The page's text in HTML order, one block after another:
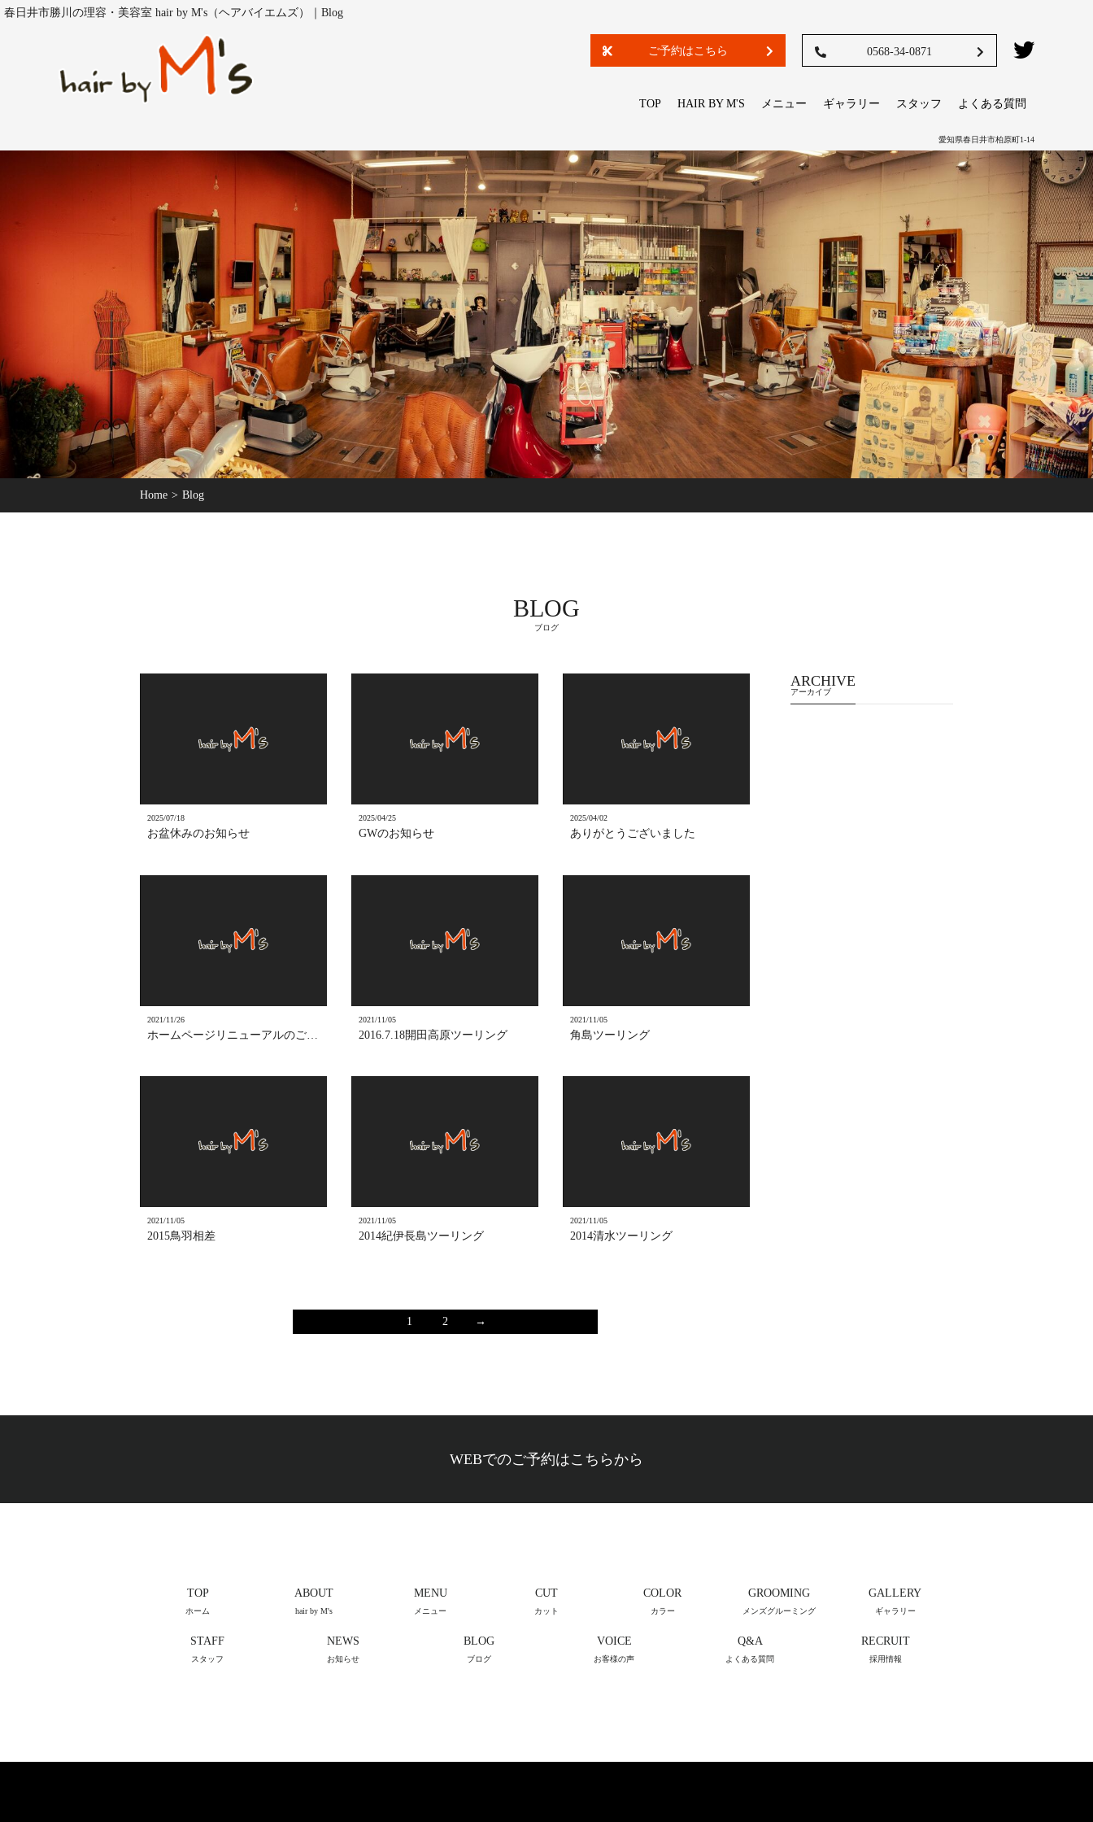
春日井市勝川の理容・美容室 hair by M's（ヘアバイエムズ）｜Blog
ご予約はこちら 0568-34-0871
TOP HAIR BY M'S メニュー ギャラリー スタッフ よくある質問
愛知県春日井市柏原町1-14
Home Blog
BLOG
ブログ
2025/07/18
お盆休みのお知らせ
2025/04/25
GWのお知らせ
2025/04/02
ありがとうございました
2021/11/26 2021/11/05
2016.7.18開田高原ツーリング
2021/11/05
角島ツーリング
2021/11/05
2015鳥羽相差
2021/11/05
2014紀伊長島ツーリング
2021/11/05
2014清水ツーリング
1 2 →
ARCHIVE
アーカイブ
WEBでのご予約はこちらから
TOP
ホーム
ABOUT
hair by M's
MENU
メニュー
CUT
カット
COLOR
カラー
GROOMING
メンズグルーミング
GALLERY
ギャラリー
STAFF
スタッフ
NEWS
お知らせ
BLOG
ブログ
VOICE
お客様の声
Q&A
よくある質問
RECRUIT
採用情報